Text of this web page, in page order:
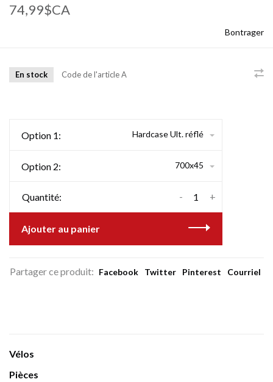
74,99$CA
Bontrager
En stock Code de l'articleA
Option 1: Hardcase Ult. réflé
Option 2: 700x45
Quantité: +
-
Ajouter au panier
Partager ce produit: Facebook Twitter Pinterest Courriel
Vélos
Pièces